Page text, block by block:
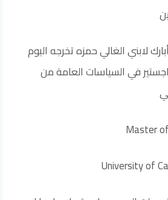
لابني الغالي حمزه تخرجه اليوم
في السياسات العامة من
Master